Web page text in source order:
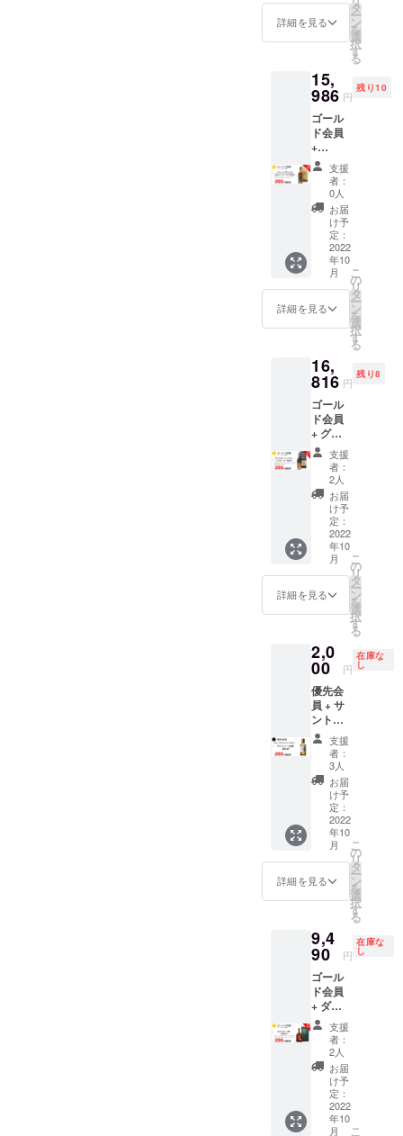
間有
効）
詳細を見る
タ
ー
ン
を
選
択
す
る
15,
986 円
残り10
ゴール
ド会員
+
ジャッ
クダニ
エル・
No.27
ゴール
ド 40%
700ml +
200円割
引券
（半年
間有
効）
支援
者：
0人
お届
け予
定：
2022
年10
月
詳細を見る
こ
の
リ
タ
ー
ン
を
選
択
す
る
16,
816 円
残り8
ゴール
ド会員
+ グレ
ンモー
レンジ
シグ
ネット
46%
700ml +
200円割
引券
（半年
間有
効）
支援
者：
2人
お届
け予
定：
2022
年10
月
詳細を見る
こ
の
リ
タ
ー
ン
を
選
択
す
る
2,0
00 円
在庫な
し
優先会
員 + サ
ント
リー山
崎 ミニ
ボトル
180ml +
200円割
引券
（半年
間有
効）
支援
者：
3人
お届
け予
定：
2022
年10
月
詳細を見る
こ
の
リ
タ
ー
ン
を
選
択
す
る
9,4
90 円
在庫な
し
ゴール
ド会員
+ ダル
モア 15
年 40%
1000ml
+ 200円
割引券
（半年
間有
効）
支援
者：
2人
お届
け予
定：
2022
年10
月
こ